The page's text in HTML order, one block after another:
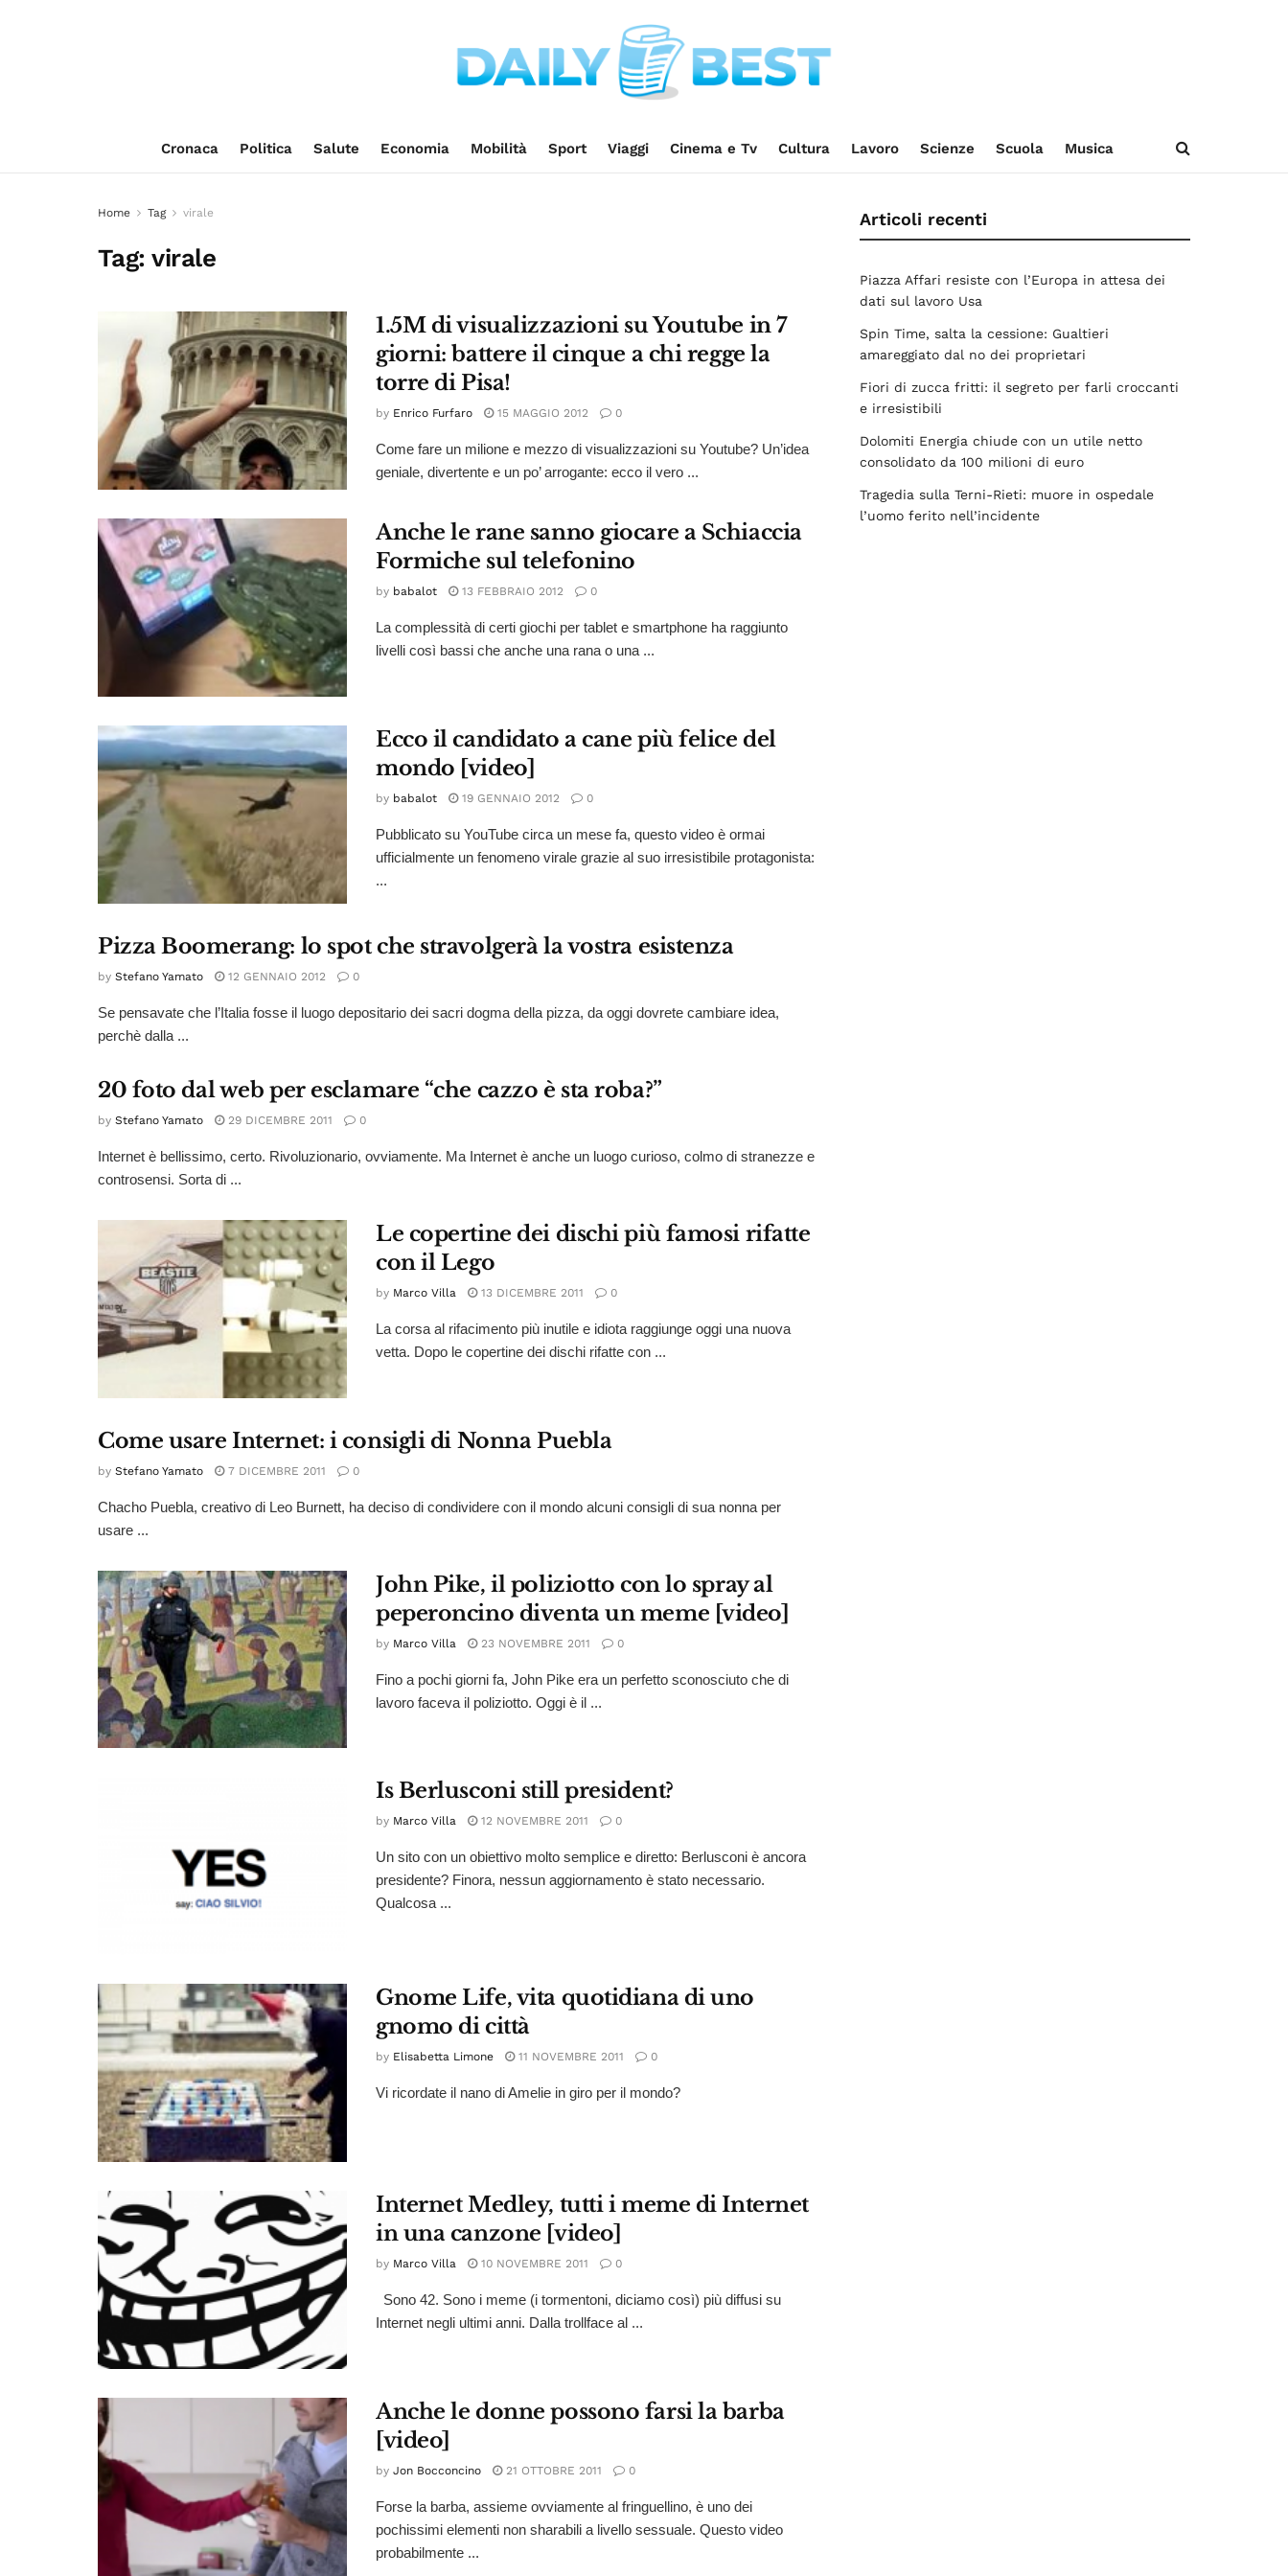
Cronaca Politica Salute Economia Mobilità Sport Viaggi Cinema e Tv Cultura Lavoro Scienze Scuola Musica
Home Tag virale
Tag:virale
1.5M di visualizzazioni su Youtube in 7
giorni: battere il cinque a chi regge la
torre di Pisa!
by Enrico Furfaro 15 MAGGIO 2012 0
Come fare un milione e mezzo di visualizzazioni su Youtube? Un’idea
geniale, divertente e un po’ arrogante: ecco il vero ...
Anche le rane sanno giocare a Schiaccia
Formiche sul telefonino
by babalot 13 FEBBRAIO 2012 0
La complessità di certi giochi per tablet e smartphone ha raggiunto
livelli così bassi che anche una rana o una ...
Ecco il candidato a cane più felice del
mondo [video]
by babalot 19 GENNAIO 2012 0
Pubblicato su YouTube circa un mese fa, questo video è ormai
ufficialmente un fenomeno virale grazie al suo irresistibile protagonista:
...
Pizza Boomerang: lo spot che stravolgerà la vostra esistenza
by Stefano Yamato 12 GENNAIO 2012 0
Se pensavate che l’Italia fosse il luogo depositario dei sacri dogma della pizza, da oggi dovrete cambiare idea,
perchè dalla ...
20 foto dal web per esclamare “che cazzo è sta roba?”
by Stefano Yamato 29 DICEMBRE 2011 0
Internet è bellissimo, certo. Rivoluzionario, ovviamente. Ma Internet è anche un luogo curioso, colmo di stranezze e
controsensi. Sorta di ...
Le copertine dei dischi più famosi rifatte
con il Lego
by Marco Villa 13 DICEMBRE 2011 0
La corsa al rifacimento più inutile e idiota raggiunge oggi una nuova
vetta. Dopo le copertine dei dischi rifatte con ...
Come usare Internet: i consigli di Nonna Puebla
by Stefano Yamato 7 DICEMBRE 2011 0
Chacho Puebla, creativo di Leo Burnett, ha deciso di condividere con il mondo alcuni consigli di sua nonna per
usare ...
John Pike, il poliziotto con lo spray al
peperoncino diventa un meme [video]
by Marco Villa 23 NOVEMBRE 2011 0
Fino a pochi giorni fa, John Pike era un perfetto sconosciuto che di
lavoro faceva il poliziotto. Oggi è il ...
Is Berlusconi still president?
by Marco Villa 12 NOVEMBRE 2011 0
Un sito con un obiettivo molto semplice e diretto: Berlusconi è ancora
presidente? Finora, nessun aggiornamento è stato necessario.
Qualcosa ...
Gnome Life, vita quotidiana di uno
gnomo di città
by Elisabetta Limone 11 NOVEMBRE 2011 0
Vi ricordate il nano di Amelie in giro per il mondo?
Internet Medley, tutti i meme di Internet
in una canzone [video]
by Marco Villa 10 NOVEMBRE 2011 0
Sono 42. Sono i meme (i tormentoni, diciamo così) più diffusi su
Internet negli ultimi anni. Dalla trollface al ...
Anche le donne possono farsi la barba
[video]
by Jon Bocconcino 21 OTTOBRE 2011 0
Forse la barba, assieme ovviamente al fringuellino, è uno dei
pochissimi elementi non sharabili a livello sessuale. Questo video
probabilmente ...
Articoli recenti
Piazza Affari resiste con l’Europa in attesa dei
dati sul lavoro Usa
Spin Time, salta la cessione: Gualtieri
amareggiato dal no dei proprietari
Fiori di zucca fritti: il segreto per farli croccanti
e irresistibili
Dolomiti Energia chiude con un utile netto
consolidato da 100 milioni di euro
Tragedia sulla Terni-Rieti: muore in ospedale
l’uomo ferito nell’incidente